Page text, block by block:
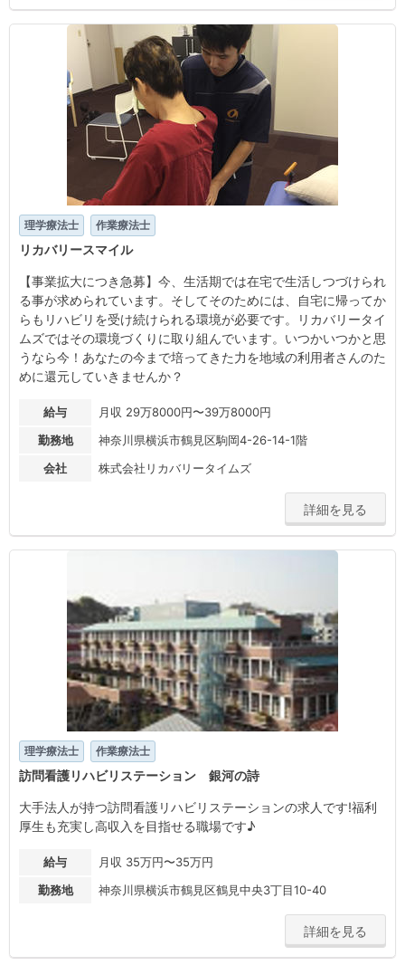
理学療法士 作業療法士
リカバリースマイル
【事業拡大につき急募】今、生活期では在宅で生活しつづけられ
る事が求められています。そしてそのためには、自宅に帰ってか
らもリハビリを受け続けられる環境が必要です。リカバリータイ
ムズではその環境づくりに取り組んでいます。いつかいつかと思
うなら今！あなたの今まで培ってきた力を地域の利用者さんのた
めに還元していきませんか？
給与
月収 29万8000円〜39万8000円
勤務地
神奈川県横浜市鶴見区駒岡4-26-14-1階
会社
株式会社リカバリータイムズ
詳細を見る
理学療法士 作業療法士
訪問看護リハビリステーション 銀河の詩
大手法人が持つ訪問看護リハビリステーションの求人です!福利
厚生も充実し高収入を目指せる職場です♪
給与
月収 35万円〜35万円
勤務地
神奈川県横浜市鶴見区鶴見中央3丁目10-40
詳細を見る